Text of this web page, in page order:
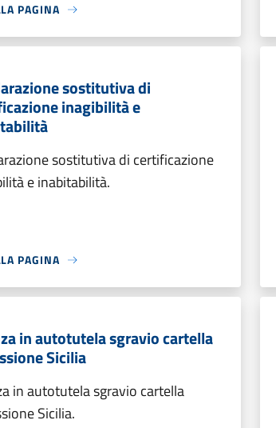
PAGINA
sostitutiva di
inagibilità e
sostitutiva di certificazione
e inabitabilità.
PAGINA
in autotutela sgravio cartella
Sicilia
in autotutela sgravio cartella
Sicilia.